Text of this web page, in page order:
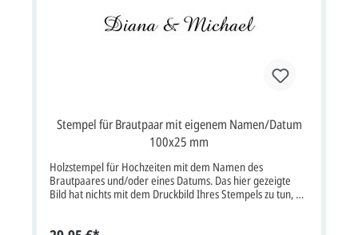
Stempel für Brautpaar mit eigenem Namen/Datum
100x25 mm
Holzstempel für Hochzeiten mit dem Namen des
Brautpaares und/oder eines Datums. Das hier gezeigte
Bild hat nichts mit dem Druckbild Ihres Stempels zu tun, es